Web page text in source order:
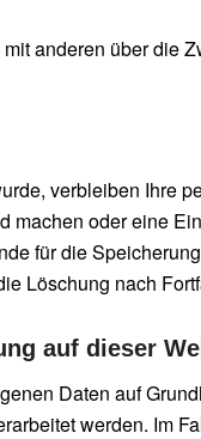
anderen über die
verbleiben Ihre
machen oder eine
für die
Löschung nach
auf dieser
Daten auf
werden. Im